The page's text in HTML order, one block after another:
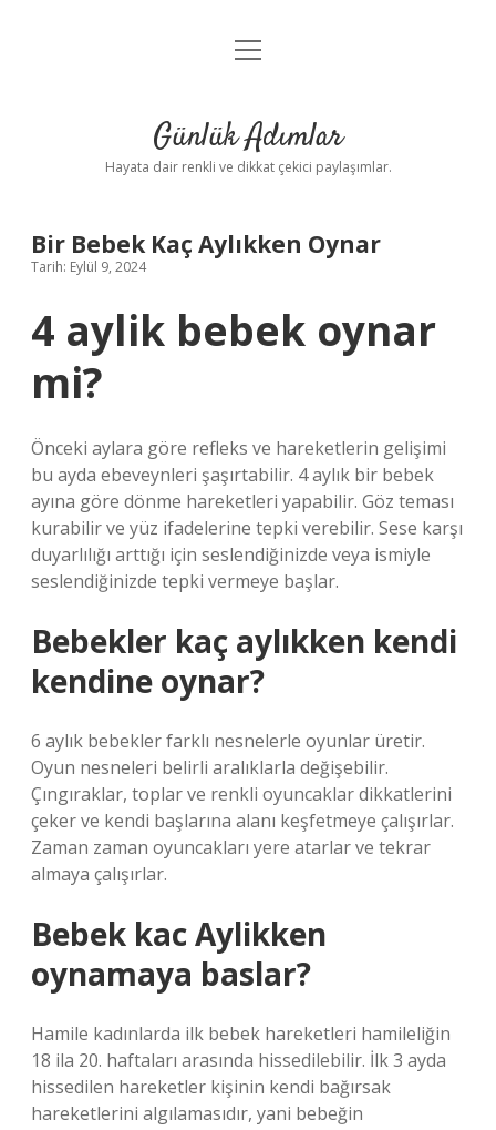
Anasayfa
Yasal Uyarı
menüyü
Günlük Adımlar
Hayata dair renkli ve dikkat çekici paylaşımlar.
Bir Bebek Kaç Aylıkken Oynar
Tarih: Eylül 9, 2024
4 aylik bebek oynar
mi?
Önceki aylara göre refleks ve hareketlerin gelişimi
bu ayda ebeveynleri şaşırtabilir. 4 aylık bir bebek
ayına göre dönme hareketleri yapabilir. Göz teması
kurabilir ve yüz ifadelerine tepki verebilir. Sese karşı
duyarlılığı arttığı için seslendiğinizde veya ismiyle
seslendiğinizde tepki vermeye başlar.
Bebekler kaç aylıkken kendi
kendine oynar?
6 aylık bebekler farklı nesnelerle oyunlar üretir.
Oyun nesneleri belirli aralıklarla değişebilir.
Çıngıraklar, toplar ve renkli oyuncaklar dikkatlerini
çeker ve kendi başlarına alanı keşfetmeye çalışırlar.
Zaman zaman oyuncakları yere atarlar ve tekrar
almaya çalışırlar.
Bebek kac Aylikken
oynamaya baslar?
Hamile kadınlarda ilk bebek hareketleri hamileliğin
18 ila 20. haftaları arasında hissedilebilir. İlk 3 ayda
hissedilen hareketler kişinin kendi bağırsak
hareketlerini algılamasıdır, yani bebeğin